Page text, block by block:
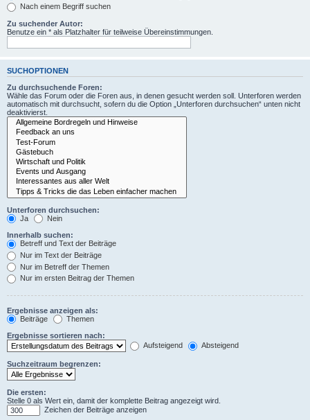
Nach einem Begriff suchen
Zu suchender Autor:
Benutze ein * als Platzhalter für teilweise Übereinstimmungen.
SUCHOPTIONEN
Zu durchsuchende Foren:
Wähle das Forum oder die Foren aus, in denen gesucht werden soll. Unterforen werden
automatisch mit durchsucht, sofern du die Option „Unterforen durchsuchen“ unten nicht
deaktivierst.
Unterforen durchsuchen:
Ja
Nein
Innerhalb suchen:
Betreff und Text der Beiträge
Nur im Text der Beiträge
Nur im Betreff der Themen
Nur im ersten Beitrag der Themen
Ergebnisse anzeigen als:
Beiträge
Themen
Ergebnisse sortieren nach:
Aufsteigend
Absteigend
Suchzeitraum begrenzen:
Die ersten:
Stelle 0 als Wert ein, damit der komplette Beitrag angezeigt wird.
Zeichen der Beiträge anzeigen